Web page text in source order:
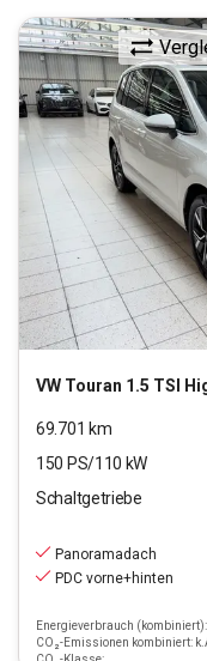
VW Touran 1.5 TSI
69.701 km
150 PS/110 kW
Schaltgetriebe
Panoramadach
PDC vorne+hinten
Energieverbrauch
CO₂-Emissionen kombiniert: